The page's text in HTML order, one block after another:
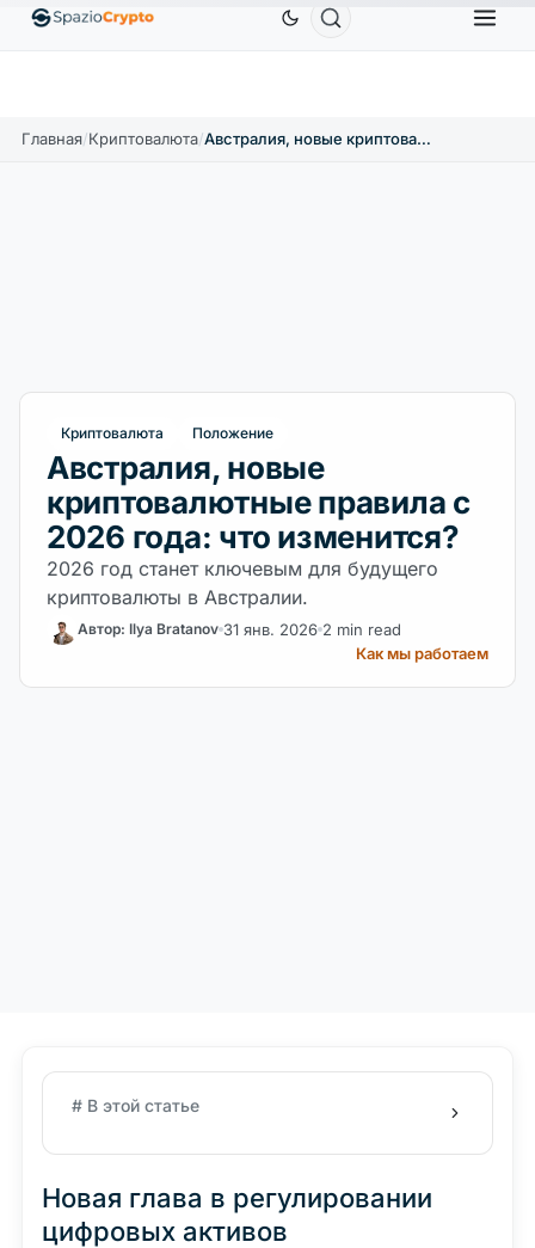
EthereumETH1 880,58 $ Tether USDT0,9991 $ BNBBNB
Главная/Криптовалюта/ Австралия, новые криптовалютные правила с 2026 года: что изменится?
Криптовалюта Положение
Австралия, новые
криптовалютные правила с
2026 года: что изменится?
2026 год станет ключевым для будущего
криптовалюты в Австралии.
Автор: Ilya Bratanov 31 янв. 2026 2 min read
Как мы работаем
# В этой статье
Новая глава в регулировании
цифровых активов